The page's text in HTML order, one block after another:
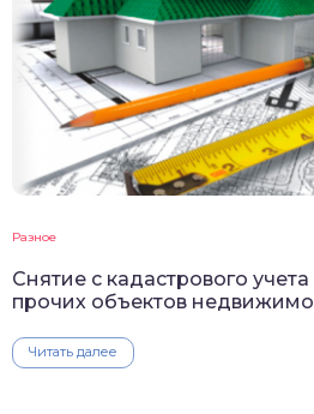
Разное
Снятие с кадастрового
прочих объектов
Читать далее